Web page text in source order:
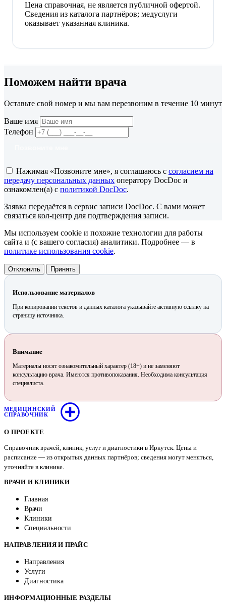
Цена справочная, не является публичной офертой.
Сведения из каталога партнёров; медуслуги
оказывает указанная клиника.
Поможем найти врача
Оставьте свой номер и мы вам перезвоним в течение 10 минут
Ваше имя
Телефон
Нажимая «Позвоните мне», я соглашаюсь с согласием на
передачу персональных данных оператору DocDoc и
ознакомлен(а) с политикой DocDoc.
Заявка передаётся в сервис записи DocDoc. С вами может
связаться кол-центр для подтверждения записи.
Мы используем cookie и похожие технологии для работы
сайта и (с вашего согласия) аналитики. Подробнее — в
политике использования cookie.
Отклонить Принять
Использование материалов
При копировании текстов и данных каталога указывайте активную ссылку на
страницу источника.
Внимание
Материалы носят ознакомительный характер (18+) и не заменяют
консультацию врача. Имеются противопоказания. Необходима консультация
специалиста.
МЕДИЦИНСКИЙ
СПРАВОЧНИК
О ПРОЕКТЕ
Справочник врачей, клиник, услуг и диагностики в Иркутск. Цены и
расписание — из открытых данных партнёров; сведения могут меняться,
уточняйте в клинике.
ВРАЧИ И КЛИНИКИ
Главная
Врачи
Клиники
Специальности
НАПРАВЛЕНИЯ И ПРАЙС
Направления
Услуги
Диагностика
ИНФОРМАЦИОННЫЕ РАЗДЕЛЫ